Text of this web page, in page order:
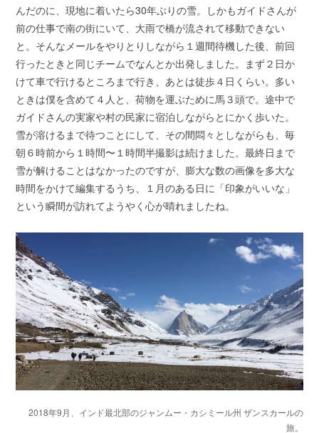
んだのに、現地に着いたら30年ぶりの雪。しかもガイドさんが
前の仕事で南の街にいて、大雨で橋が流されて移動できない
と。そんなメールをやりとりしながら１週間待機した後、前回
行ったときと同じチームでなんとか出発しました。まず２日か
けて車で行けるところまで行き、あとは徒歩４日くらい。多い
ときは僕を含めて４人と、荷物を運ぶために馬３頭で。途中で
ガイドさんの実家や村の民家に宿泊しながらとにかく歩いた。
雪が溶けるまで待つことにして、その間悶々としながらも、毎
朝６時前から１時間〜１時間半撮影は続けました。最終日まで
雪が解けることはなかったのですが、膨大な数の画像を多大な
時間をかけて編集するうち、１月のある日に「印象がいいな」
という瞬間が訪れてようやく心が晴れましたね。
2018年9月、インド最北部のジャンムー・カシミール州 ザンスカールの
旅。